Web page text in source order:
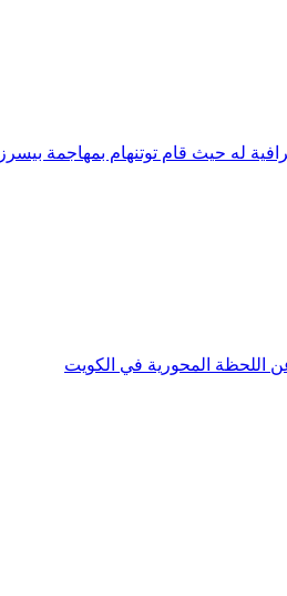
له حيث قام توتنهام بمهاجمة بيسرز
عن اللحظة المحورية في الكويت